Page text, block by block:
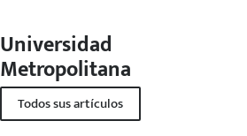
Universidad
Metropolitana
Todos sus artículos